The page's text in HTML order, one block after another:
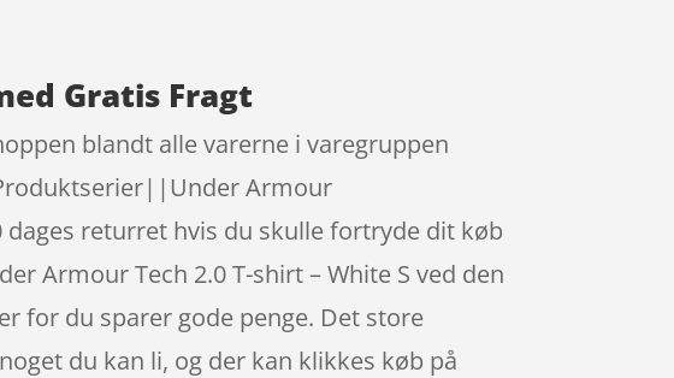
Gratis Fragt
blandt alle varerne i varegruppen
Armour
returret hvis du skulle fortryde dit køb
Armour Tech 2.0 T-shirt – White S ved den
for du sparer gode penge. Det store
du kan li, og der kan klikkes køb på